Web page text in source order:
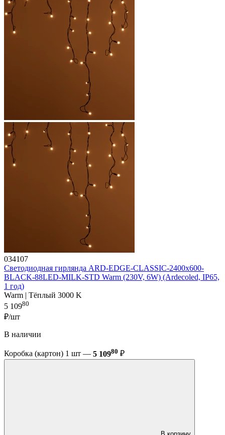
034107
Светодиодная гирлянда ARD-EDGE-CLASSIC-2400x600-
BLACK-88LED-MILK-STD Warm (230V, 6W) (Ardecoled, IP65,
1 год)
Warm | Тёплый 3000 K
5 10980
₽/шт
В наличии
Коробка (картон) 1 шт — 5 10980 ₽